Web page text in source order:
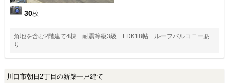
30枚
角地を含む2階建て4棟 耐震等級3級 LDK18帖 ルーフバルコニーあ
り
川口市朝日2丁目の新築一戸建て